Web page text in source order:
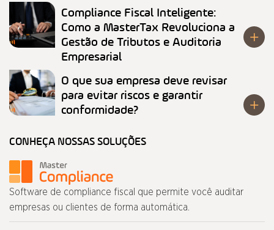
Compliance Fiscal Inteligente:
Como a MasterTax Revoluciona a
Gestão de Tributos e Auditoria
Empresarial
O que sua empresa deve revisar
para evitar riscos e garantir
conformidade?
CONHEÇA NOSSAS SOLUÇÕES
Software de compliance fiscal que permite você auditar
empresas ou clientes de forma automática.